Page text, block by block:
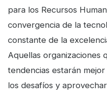
para los Recursos
convergencia de la
constante de la
Aquellas organizaciones
tendencias estarán
los desafíos y